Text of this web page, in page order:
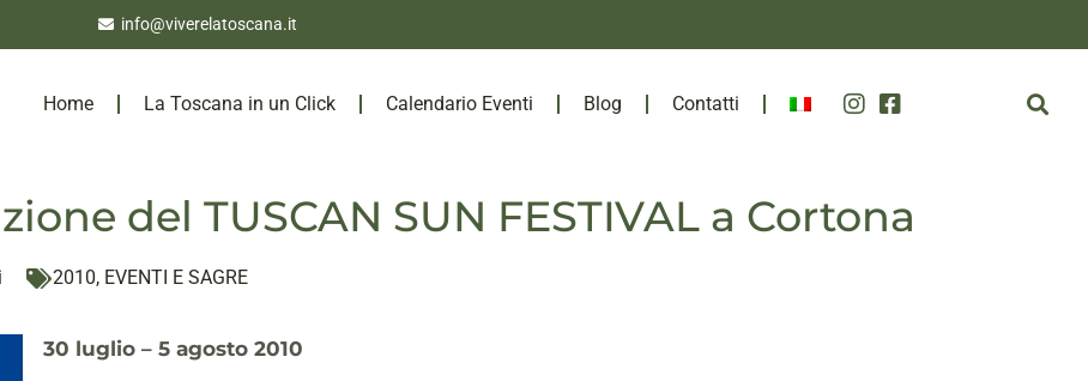
info@viverelatoscana.it
Home La Toscana in un Click Calendario Eventi Blog Contatti
del TUSCAN SUN FESTIVAL a Cortona
2010, EVENTI E SAGRE
30 luglio – 5 agosto 2010